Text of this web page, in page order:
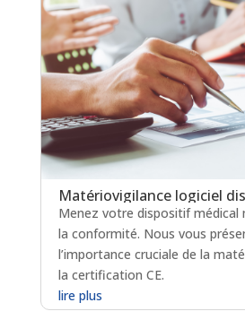
Menez votre dispositif médical
la conformité. Nous vous
l’importance cruciale de la
la certification CE.
lire plus